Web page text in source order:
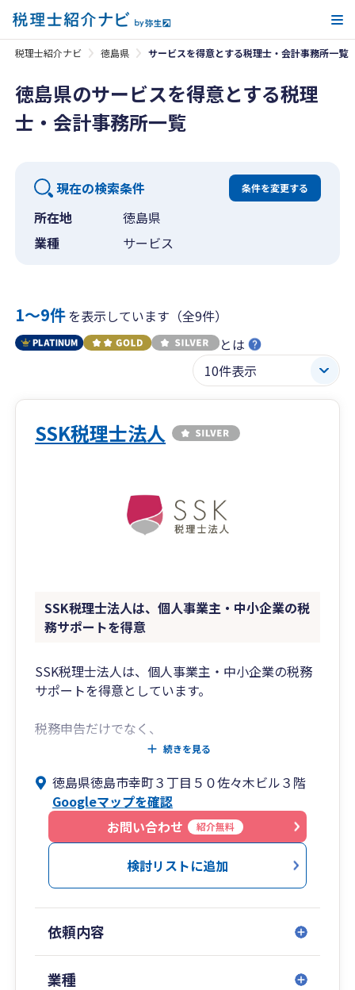
税理士紹介ナビ 徳島県 サービスを得意とする税理士・会計事務所一覧
徳島県のサービスを得意とする税理
士・会計事務所一覧
現在の検索条件 条件を変更する
所在地
徳島県
業種
サービス
1〜9件を表示しています（全9件）
とは
SSK税理士法人
SSK税理士法人は、個人事業主・中小企業の税
務サポートを得意
SSK税理士法人は、個人事業主・中小企業の税務
サポートを得意としています。
税務申告だけでなく、
・節税のアドバイス
・会計ソフト導入サポート
など、経営者が安心して事業に集中できる環境づ
くりをお手伝いします。
弥生会計をはじめとした会計ソフトにも対応して
ポートします。
「税金のことを気軽に相談できる税理士」とし
続きを見る
徳島県徳島市幸町３丁目５０佐々木ビル３階
Googleマップを確認
お問い合わせ
紹介無料
検討リストに追加
依頼内容
業種